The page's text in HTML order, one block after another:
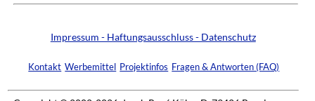
Impressum - Haftungsausschluss - Datenschutz
Kontakt Werbemittel Projektinfos Fragen & Antworten (FAQ)